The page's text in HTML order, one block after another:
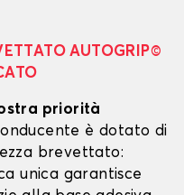
AUTOGRIP©
priorità
è dotato di
brevettato:
unica garantisce